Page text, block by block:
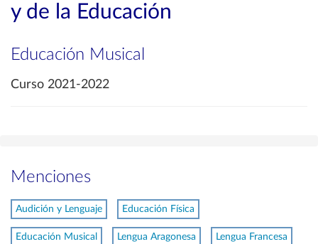
y de la Educación
Educación Musical
Curso 2021-2022
Menciones
Audición y Lenguaje Educación Física
Educación Musical Lengua Aragonesa Lengua Francesa